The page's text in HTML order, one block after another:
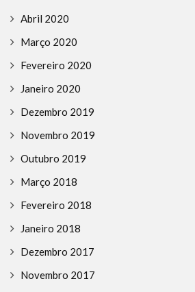
Abril 2020
Março 2020
Fevereiro 2020
Janeiro 2020
Dezembro 2019
Novembro 2019
Outubro 2019
Março 2018
Fevereiro 2018
Janeiro 2018
Dezembro 2017
Novembro 2017